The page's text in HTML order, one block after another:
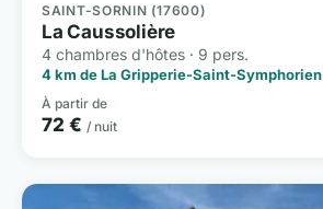
SAINT-SORNIN (17600)
La Caussolière
4 chambres d'hôtes · 9 pers.
4 km de La Gripperie-Saint-Symphorien
À partir de
72 € / nuit